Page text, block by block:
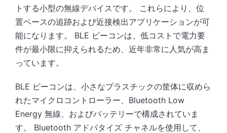
トする小型の無線デバイスです。 これらにより、位
置ベースの追跡および近接検出アプリケーションが可
能になります。 BLE ビーコンは、低コストで電力要
件が最小限に抑えられるため、近年非常に人気が高ま
っています。
BLE ビーコンは、小さなプラスチックの筐体に収めら
れたマイクロコントローラー、Bluetooth Low
Energy 無線、およびバッテリーで構成されていま
す。 Bluetooth アドバタイズ チャネルを使用して、